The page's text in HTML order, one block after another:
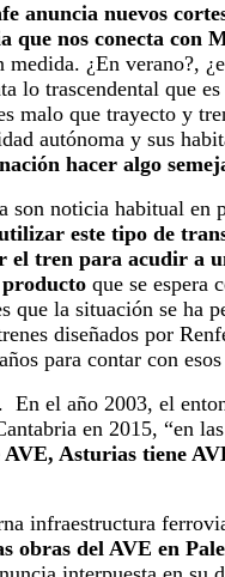
anuncia nuevos
que nos conecta con
¿En verano?,
lo trascendental que
malo que trayecto y
autónoma y sus
hacer algo
son noticia habitual en
este tipo de
el tren para acudir a
que se espera
que la situación se ha
diseñados por
para contar con
En el año 2003, el
en 2015, “en
Asturias tiene
infraestructura
obras del AVE en